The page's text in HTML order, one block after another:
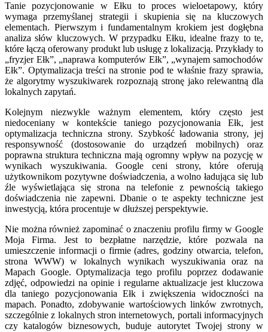
Tanie pozycjonowanie w Ełku to proces wieloetapowy, który
wymaga przemyślanej strategii i skupienia się na kluczowych
elementach. Pierwszym i fundamentalnym krokiem jest dogłębna
analiza słów kluczowych. W przypadku Ełku, idealne frazy to te,
które łączą oferowany produkt lub usługę z lokalizacją. Przykłady to
„fryzjer Ełk”, „naprawa komputerów Ełk”, „wynajem samochodów
Ełk”. Optymalizacja treści na stronie pod te właśnie frazy sprawia,
że algorytmy wyszukiwarek rozpoznają stronę jako relewantną dla
lokalnych zapytań.
Kolejnym niezwykle ważnym elementem, który często jest
niedoceniany w kontekście taniego pozycjonowania Ełk, jest
optymalizacja techniczna strony. Szybkość ładowania strony, jej
responsywność (dostosowanie do urządzeń mobilnych) oraz
poprawna struktura techniczna mają ogromny wpływ na pozycję w
wynikach wyszukiwania. Google ceni strony, które oferują
użytkownikom pozytywne doświadczenia, a wolno ładująca się lub
źle wyświetlająca się strona na telefonie z pewnością takiego
doświadczenia nie zapewni. Dbanie o te aspekty techniczne jest
inwestycją, która procentuje w dłuższej perspektywie.
Nie można również zapominać o znaczeniu profilu firmy w Google
Moja Firma. Jest to bezpłatne narzędzie, które pozwala na
umieszczenie informacji o firmie (adres, godziny otwarcia, telefon,
strona WWW) w lokalnych wynikach wyszukiwania oraz na
Mapach Google. Optymalizacja tego profilu poprzez dodawanie
zdjęć, odpowiedzi na opinie i regularne aktualizacje jest kluczowa
dla taniego pozycjonowania Ełk i zwiększenia widoczności na
mapach. Ponadto, zdobywanie wartościowych linków zwrotnych,
szczególnie z lokalnych stron internetowych, portali informacyjnych
czy katalogów biznesowych, buduje autorytet Twojej strony w